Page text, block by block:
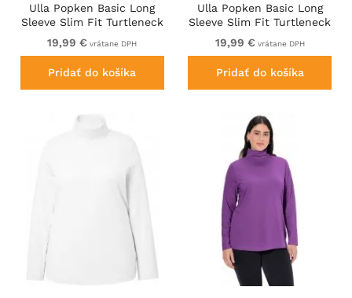
Ulla Popken Basic Long
Sleeve Slim Fit Turtleneck
Natural
19,99 € vrátane DPH
Pridať do košíka
Ulla Popken Basic Long
Sleeve Slim Fit Turtleneck
Navy Blue
19,99 € vrátane DPH
Pridať do košíka